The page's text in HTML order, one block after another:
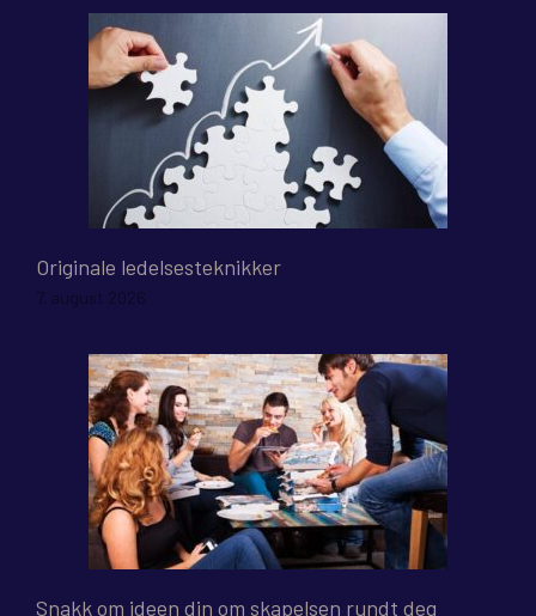
Originale ledelsesteknikker
7. august 2026
Snakk om ideen din om skapelsen rundt deg